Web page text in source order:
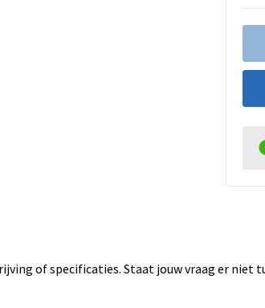
of specificaties. Staat jouw vraag er niet